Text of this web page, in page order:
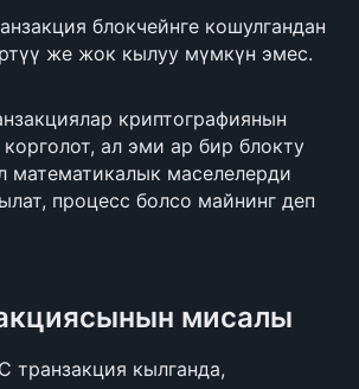
блокчейнге кошулгандан
же жок кылуу мүмкүн эмес.
криптографиянын
ал эми ар бир блокту
математикалык маселелерди
процесс болсо майнинг деп
мисалы
транзакция кылганда,